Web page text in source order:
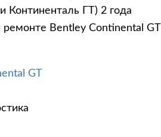
Континенталь ГТ) 2 года
ремонте Bentley Continental GT
GT